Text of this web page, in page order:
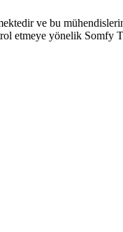
ve bu
etmeye yönelik Somfy